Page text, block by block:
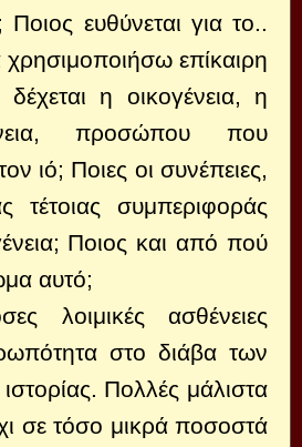
ευθύνεται για το..
επίκαιρη
η οικογένεια, η
προσώπου που
ιό; Ποιες οι συνέπειες,
τέτοιας συμπεριφοράς
Ποιος και από πού
αυτό;
λοιμικές ασθένειες
στο διάβα των
Πολλές μάλιστα
σε τόσο μικρά ποσοστά